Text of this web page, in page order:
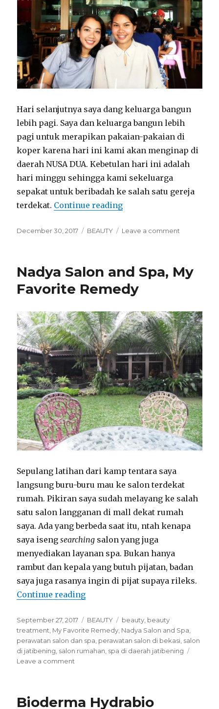
Hari selanjutnya saya dang keluarga bangun
lebih pagi. Saya dan keluarga bangun lebih
pagi untuk merapikan pakaian-pakaian di
koper karena hari ini kami akan menginap di
daerah NUSA DUA. Kebetulan hari ini adalah
hari minggu sehingga kami sekeluarga
sepakat untuk beribadah ke salah satu gereja
terdekat. Continue reading“MOVE to NUSA DUA,
Posted
December 30, 2017 Categories
BEAUTY Leave a comment
DUA,
JUNI
Nadya Salon and Spa, My
Favorite Remedy
Sepulang latihan dari kamp tentara saya
langsung buru-buru mau ke salon terdekat
rumah. Pikiran saya sudah melayang ke salah
satu salon langganan di mall dekat rumah
saya. Ada yang berbeda saat itu, ntah kenapa
saya isengsearching salon yang juga
menyediakan layanan spa. Bukan hanya
rambut dan kepala yang butuh pijatan, badan
saya juga rasanya ingin di pijat supaya rileks.
Continue reading“Nadya Salon and Spa, My
Posted
on
September 27, 2017 Categories
BEAUTY Tags
beauty, beauty
treatment, My Favorite Remedy, Nadya Salon and Spa,
perawatan salon dan spa, perawatan salon di bekasi, salon
di jatibening, salon rumahan, spa di daerah jatibening
Leave a comment
Spa,
Bioderma Hydrabio